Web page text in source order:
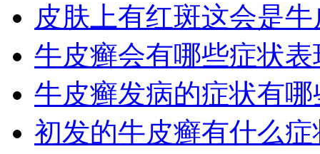
皮肤上有红斑这会是
牛皮癣会有哪些症状表
牛皮癣发病的症状有哪
初发的牛皮癣有什么